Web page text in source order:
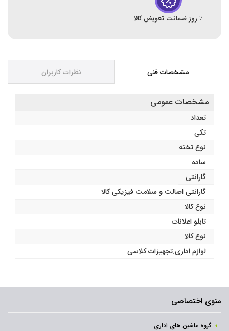
7 روز ضمانت تعویض کالا
مشخصات فنی نظرات کاربران
مشخصات عمومی
تعداد
تکی
نوع تخته
ساده
گارانتی
گارانتی اصالت و سلامت فیزیکی کالا
نوع کالا
تابلو اعلانات
نوع کالا
لوازم اداری,تجهیزات کلاسی
منوی اختصاصی
گروه ماشین های اداری